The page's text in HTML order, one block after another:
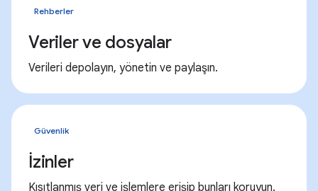
Rehberler
Veriler ve dosyalar
Verileri depolayın, yönetin ve paylaşın.
Güvenlik
İzinler
Kısıtlanmış veri ve işlemlere erişip bunları koruyun.